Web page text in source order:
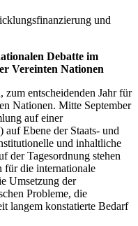
und
Debatte im
Vereinten Nationen
entscheidenden Jahr für
Nationen. Mitte September
auf einer
Ebene der Staats- und
und inhaltliche
der Tagesordnung stehen
für die internationale
Umsetzung der
Probleme, die
langem konstatierte Bedarf